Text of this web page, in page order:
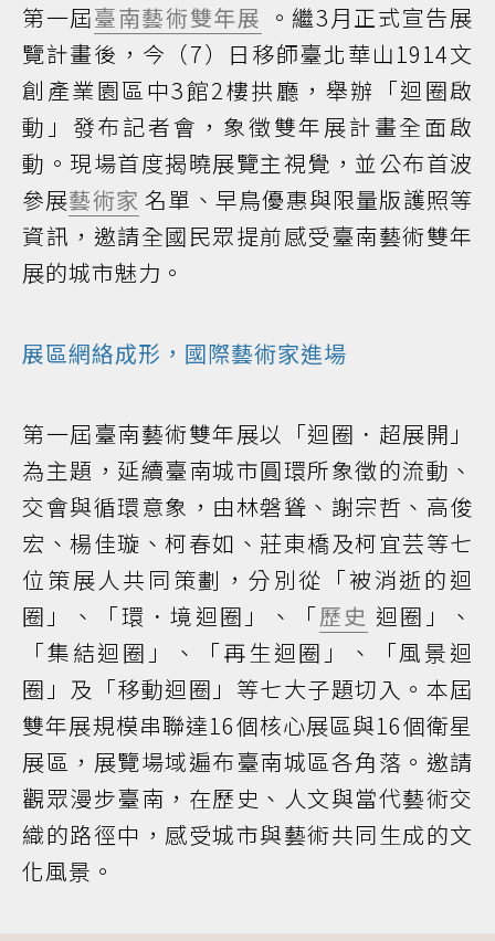
第一屆臺南藝術雙年展 。繼3月正式宣告展
覽計畫後，今（7）日移師臺北華山1914文
創產業園區中3館2樓拱廳，舉辦「迴圈啟
動」發布記者會，象徵雙年展計畫全面啟
動。現場首度揭曉展覽主視覺，並公布首波
參展藝術家 名單、早鳥優惠與限量版護照等
資訊，邀請全國民眾提前感受臺南藝術雙年
展的城市魅力。
展區網絡成形，國際藝術家進場
第一屆臺南藝術雙年展以「迴圈．超展開」
為主題，延續臺南城市圓環所象徵的流動、
交會與循環意象，由林磐聳、謝宗哲、高俊
宏、楊佳璇、柯春如、莊東橋及柯宜芸等七
位策展人共同策劃，分別從「被消逝的迴
圈」、「環．境迴圈」、「歷史 迴圈」、
「集結迴圈」、「再生迴圈」、「風景迴
圈」及「移動迴圈」等七大子題切入。本屆
雙年展規模串聯達16個核心展區與16個衛星
展區，展覽場域遍布臺南城區各角落。邀請
觀眾漫步臺南，在歷史、人文與當代藝術交
織的路徑中，感受城市與藝術共同生成的文
化風景。